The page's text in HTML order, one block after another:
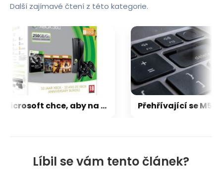
Líbil se vám tento článek?
Další zajímavé čtení z této kategorie.
Microsoft chce, aby na Xbox Helix běhaly všechny hry, které kdy vyšly pro Xbox